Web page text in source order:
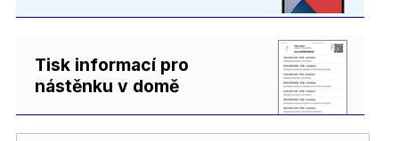
Tisk informací pro
nástěnku v domě